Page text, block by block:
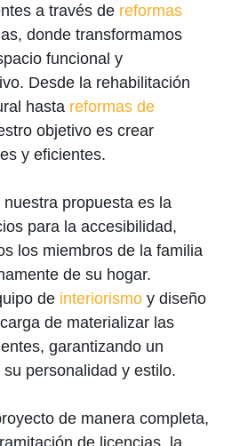
a través de reformas
donde transformamos
funcional y
Desde la rehabilitación
hasta reformas de
objetivo es crear
y eficientes.
propuesta es la
para la accesibilidad,
los miembros de la familia
de su hogar.
de interiorismo y diseño
de materializar las
garantizando un
personalidad y estilo.
de manera completa,
de licencias, la